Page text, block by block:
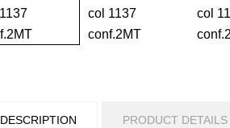
DESCRIPTION PRODUCT DETAILS